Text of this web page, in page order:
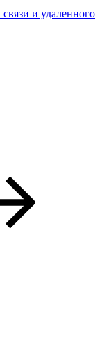
и удаленного